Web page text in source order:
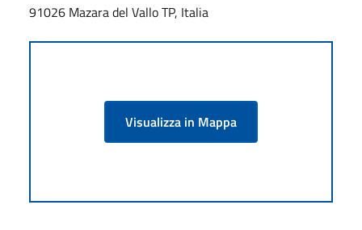
91026 Mazara del Vallo TP, Italia
Visualizza in Mappa